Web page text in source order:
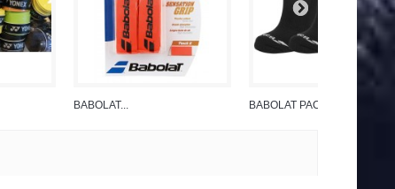
BABOLAT... BABOLAT PACK...